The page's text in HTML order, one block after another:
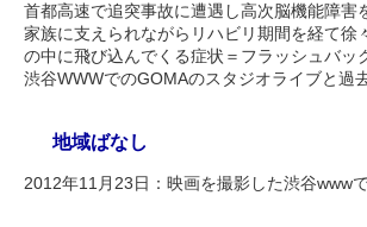
首都高速で追突事故に遭遇し高次脳機能障
家族に支えられながらリハビリ期間を経て
の中に飛び込んでくる症状＝フラッシュバッ
渋谷WWWでのGOMAのスタジオライブと過
地域ばなし
2012年11月23日：映画を撮影した渋谷www